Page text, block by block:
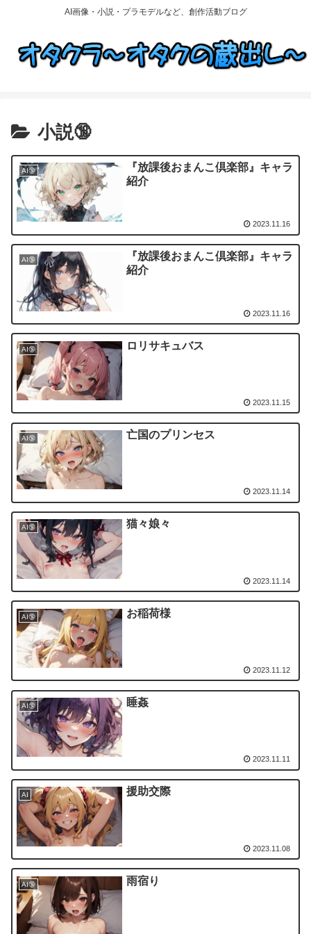
AI画像・小説・プラモデルなど、創作活動ブログ
小説🔞
AI🔞
『放課後おまんこ倶楽部』キャラ
紹介
2023.11.16
AI🔞
『放課後おまんこ倶楽部』キャラ
紹介
2023.11.16
AI🔞 ロリサキュバス
2023.11.15
AI🔞 亡国のプリンセス
2023.11.14
AI🔞 猫々娘々
2023.11.14
AI🔞 お稲荷様
2023.11.12
AI🔞 睡姦
2023.11.11
AI 援助交際
2023.11.08
AI🔞 雨宿り